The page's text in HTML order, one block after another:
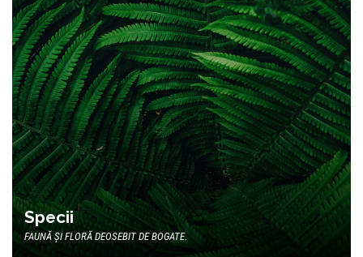
Specii
FAUNĂ ȘI FLORĂ DEOSEBIT DE BOGATE.